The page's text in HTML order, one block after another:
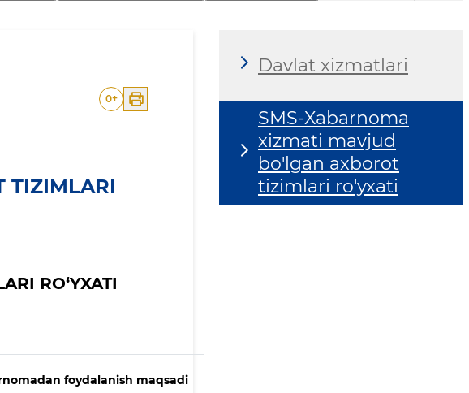
0+
TIZIMLARI
RO‘YXATI
foydalanish maqsadi
Davlat xizmatlari
SMS-Xabarnoma
xizmati mavjud
bo'lgan axborot
tizimlari ro'yxati